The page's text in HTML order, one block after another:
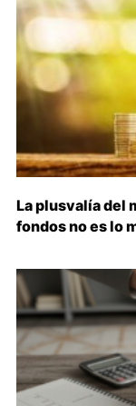
La plusvalía del
fondos no es lo